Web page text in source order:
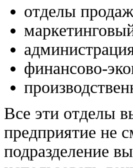
отделы
финансово-
Все эти отделы
предприятие не
подразделение